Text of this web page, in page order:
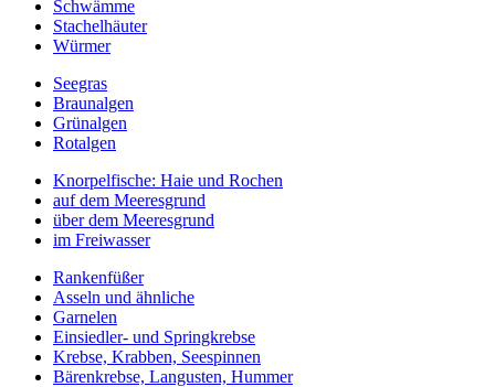
Schwämme
Stachelhäuter
Würmer
Seegras
Braunalgen
Grünalgen
Rotalgen
Knorpelfische: Haie und Rochen
auf dem Meeresgrund
über dem Meeresgrund
im Freiwasser
Rankenfüßer
Asseln und ähnliche
Garnelen
Einsiedler- und Springkrebse
Krebse, Krabben, Seespinnen
Bärenkrebse, Langusten, Hummer